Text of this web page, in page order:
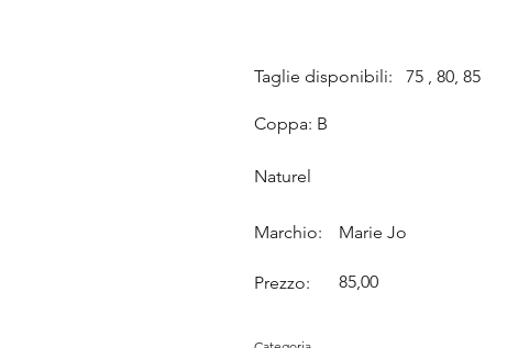
Taglie disponibili: 75 , 80, 85
Coppa: B
Naturel
Marchio: Marie Jo
Prezzo: 85,00